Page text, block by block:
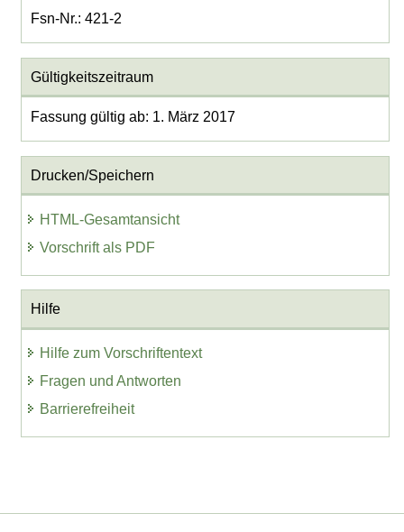
Fsn-Nr.: 421-2
Gültigkeitszeitraum
Fassung gültig ab: 1. März 2017
Drucken/Speichern
HTML-Gesamtansicht
Vorschrift als PDF
Hilfe
Hilfe zum Vorschriftentext
Fragen und Antworten
Barrierefreiheit